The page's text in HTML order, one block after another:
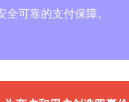
可靠的支付保障。